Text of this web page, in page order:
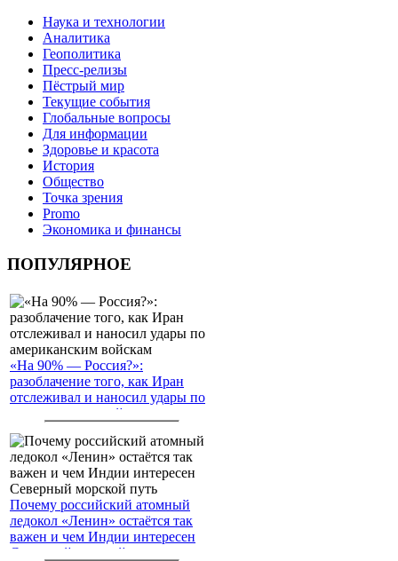
Наука и технологии
Аналитика
Геополитика
Пресс-релизы
Пёстрый мир
Текущие события
Глобальные вопросы
Для информации
Здоровье и красота
История
Общество
Точка зрения
Promo
Экономика и финансы
ПОПУЛЯРНОЕ
«На 90% — Россия?»:
разоблачение того, как Иран
отслеживал и наносил удары по
американским войскам
Почему российский атомный
ледокол «Ленин» остаётся так
важен и чем Индии интересен
Северный морской путь